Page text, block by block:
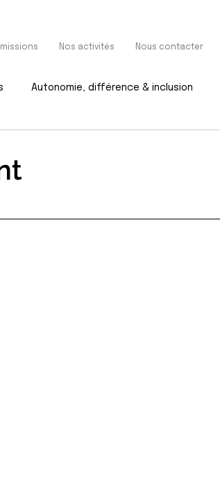
missions Nos activités Nous contacter
Autonomie, différence & inclusion